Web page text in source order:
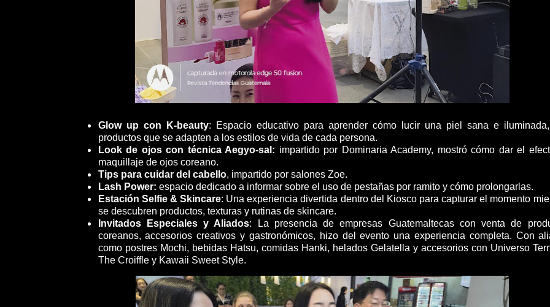
Glow up con K-beauty: Espacio educativo para aprender cómo lucir una piel sana e
productos que se adapten a los estilos de vida de cada persona.
Look de ojos con técnica Aegyo-sal: impartido por Dominaria Academy, mostró cómo dar el
maquillaje de ojos coreano.
Tips para cuidar del cabello, impartido por salones Zoe.
Lash Power: espacio dedicado a informar sobre el uso de pestañas por ramito y cómo prolongarlas.
Estación Selfie & Skincare: Una experiencia divertida dentro del Kiosco para capturar el momento
se descubren productos, texturas y rutinas de skincare.
Invitados Especiales y Aliados: La presencia de empresas Guatemaltecas con venta de
coreanos, accesorios creativos y gastronómicos, hizo del evento una experiencia completa. Con
como postres Mochi, bebidas Hatsu, comidas Hanki, helados Gelatella y accesorios con Universo
The Croiffle y Kawaii Sweet Style.